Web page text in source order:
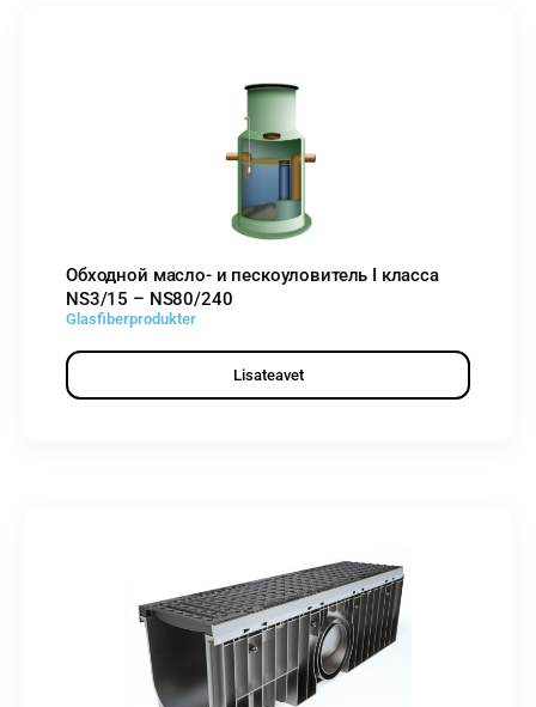
Обходной масло- и пескоуловитель I класса
NS3/15 – NS80/240
Glasfiberprodukter
Lisateavet